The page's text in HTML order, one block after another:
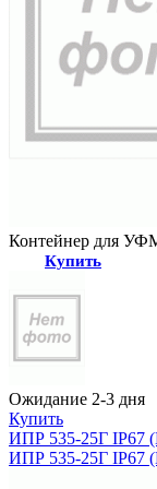
Контейнер для
Купить
Ожидание 2-3 дня
Купить
ИПР 535-25Г IP67
ИПР 535-25Г IP67